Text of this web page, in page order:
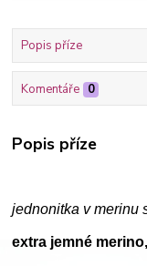
Popis příze
Komentáře 0
Popis příze
jednonitka v merinu
extra jemné